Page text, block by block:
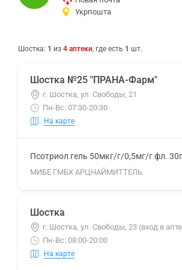
Укрпошта
Шостка: 1 из 4 аптеки, где есть 1 шт.
Шостка №25 "ПРАНА-Фарм"
г. Шостка, ул. Свободы, 21
Пн-Вс: 07:30-20:30
На карте
Псотриол гель 50мкг/г/0,5мг/г фл. 30г
МИБЕ ГМБХ АРЦНАЙМИТТЕЛЬ
Шостка
г. Шостка, ул. Свободы, 23 (вход в
Пн-Вс: 08:00-20:00
На карте